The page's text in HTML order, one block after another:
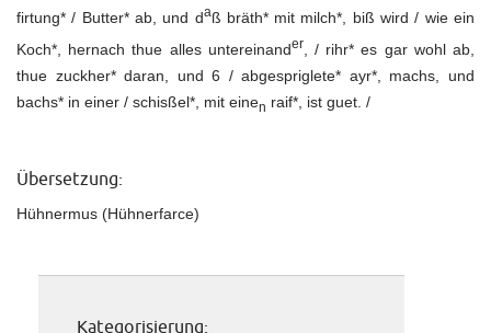
firtung* / Butter* ab, und daß bräth* mit milch*, biß wird / wie ein
Koch*, hernach thue alles untereinander
, / rihr* es gar wohl ab,
thue zuckher* daran, und 6 / abgespriglete* ayr*, machs, und
bachs* in einer / schisßel*, mit einen raif*, ist guet. /
Übersetzung:
Hühnermus (Hühnerfarce)
Kategorisierung: